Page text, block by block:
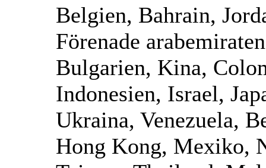
Belgien, Bahrain,
Förenade
Bulgarien, Kina,
Indonesien, Israel,
Ukraina, Venezuela,
Hong Kong, Mexiko,